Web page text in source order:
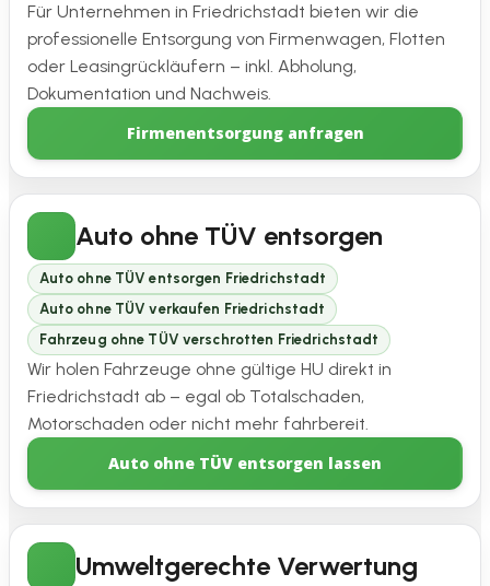
Für Unternehmen in Friedrichstadt bieten wir die
professionelle Entsorgung von Firmenwagen, Flotten
oder Leasingrückläufern – inkl. Abholung,
Dokumentation und Nachweis.
Firmenentsorgung anfragen
Auto ohne TÜV entsorgen
Auto ohne TÜV entsorgen Friedrichstadt
Auto ohne TÜV verkaufen Friedrichstadt
Fahrzeug ohne TÜV verschrotten Friedrichstadt
Wir holen Fahrzeuge ohne gültige HU direkt in
Friedrichstadt ab – egal ob Totalschaden,
Motorschaden oder nicht mehr fahrbereit.
Auto ohne TÜV entsorgen lassen
Umweltgerechte Verwertung